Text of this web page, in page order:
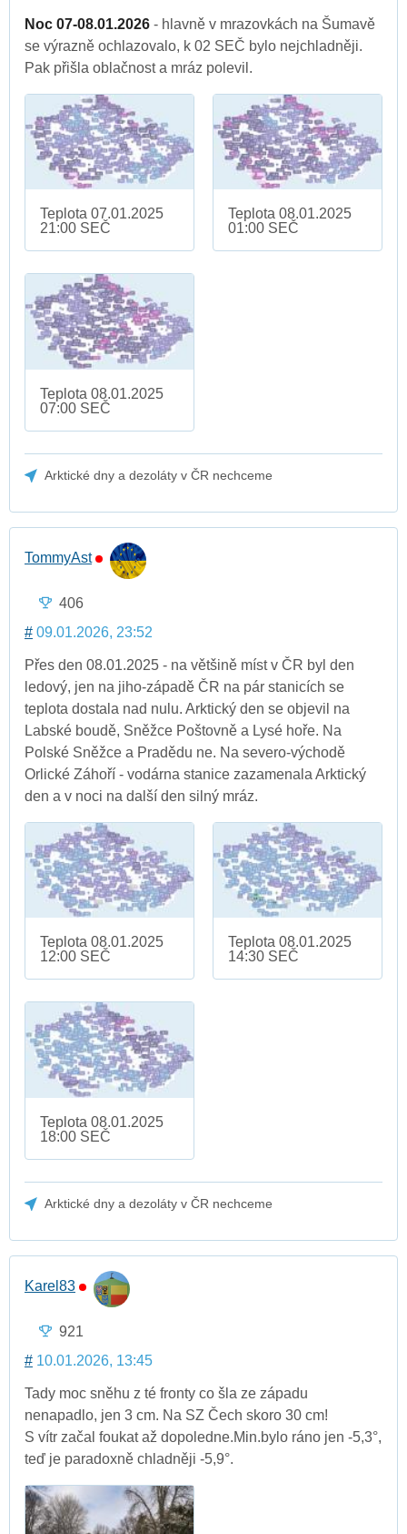
Noc 07-08.01.2026 - hlavně v mrazovkách na Šumavě
se výrazně ochlazovalo, k 02 SEČ bylo nejchladněji.
Pak přišla oblačnost a mráz polevil.
Teplota 07.01.2025
21:00 SEČ
Teplota 08.01.2025
01:00 SEČ
Teplota 08.01.2025
07:00 SEČ
Arktické dny a dezoláty v ČR nechceme
TommyAst
406
# 09.01.2026, 23:52
Přes den 08.01.2025 - na většině míst v ČR byl den
ledový, jen na jiho-západě ČR na pár stanicích se
teplota dostala nad nulu. Arktický den se objevil na
Labské boudě, Sněžce Poštovně a Lysé hoře. Na
Polské Sněžce a Pradědu ne. Na severo-východě
Orlické Záhoří - vodárna stanice zazamenala Arktický
den a v noci na další den silný mráz.
Teplota 08.01.2025
12:00 SEČ
Teplota 08.01.2025
14:30 SEČ
Teplota 08.01.2025
18:00 SEČ
Arktické dny a dezoláty v ČR nechceme
Karel83
921
# 10.01.2026, 13:45
Tady moc sněhu z té fronty co šla ze západu
nenapadlo, jen 3 cm. Na SZ Čech skoro 30 cm!
S vítr začal foukat až dopoledne.Min.bylo ráno jen -5,3°,
teď je paradoxně chladněji -5,9°.